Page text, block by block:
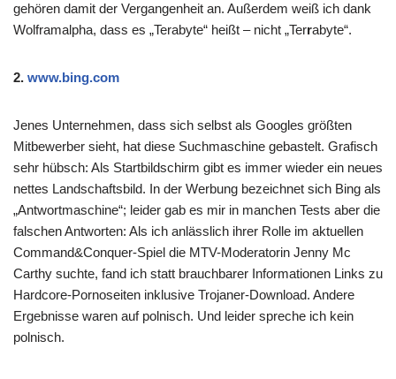
gehören damit der Vergangenheit an. Außerdem weiß ich dank
Wolframalpha, dass es „Terabyte“ heißt – nicht „Terrabyte“.
2. www.bing.com
Jenes Unternehmen, dass sich selbst als Googles größten
Mitbewerber sieht, hat diese Suchmaschine gebastelt. Grafisch
sehr hübsch: Als Startbildschirm gibt es immer wieder ein neues
nettes Landschaftsbild. In der Werbung bezeichnet sich Bing als
„Antwortmaschine“; leider gab es mir in manchen Tests aber die
falschen Antworten: Als ich anlässlich ihrer Rolle im aktuellen
Command&Conquer-Spiel die MTV-Moderatorin Jenny Mc
Carthy suchte, fand ich statt brauchbarer Informationen Links zu
Hardcore-Pornoseiten inklusive Trojaner-Download. Andere
Ergebnisse waren auf polnisch. Und leider spreche ich kein
polnisch.